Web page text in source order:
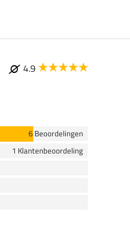
4.9
6 Beoordelingen
1 Klantenbeoordeling